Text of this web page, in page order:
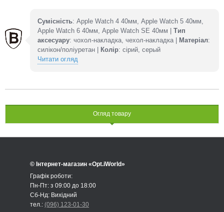
Сумісність: Apple Watch 4 40мм, Apple Watch 5 40мм,
Apple Watch 6 40мм, Apple Watch SE 40мм | Тип
аксесуару: чохол-накладка, чехол-накладка | Матеріал:
силікон/поліуретан |
Колір: сірий, серый
Читати огляд
Огляд товару
© Інтернет-магазин «Opt.iWorld»
Графік роботи:
Пн-Пт: з 09:00 до 18:00
Сб-Нд: Вихідний
тел.: (096) 123-01-30